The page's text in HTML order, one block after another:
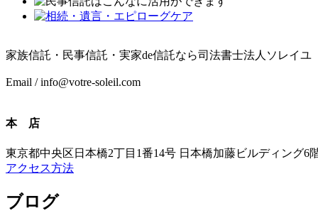
家族信託・民事信託・実家de信託なら司法書士法人ソレイユ
Email / info@votre-soleil.com
本 店
東京都中央区日本橋2丁目1番14号 日本橋加藤ビルディング6
アクセス方法
ブログ